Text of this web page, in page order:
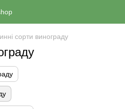
сорти винограду